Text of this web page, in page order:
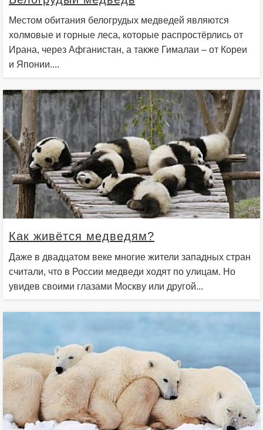
Местом обитания белогрудых медведей являются
холмовые и горные леса, которые распростёрлись от
Ирана, через Афганистан, а также Гималаи – от Кореи
и Японии....
Как живётся медведям?
Даже в двадцатом веке многие жители западных стран
считали, что в России медведи ходят по улицам. Но
увидев своими глазами Москву или другой...